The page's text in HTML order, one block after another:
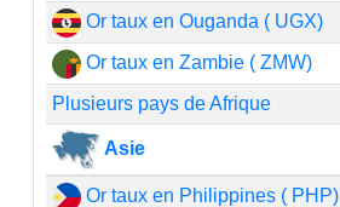
Or taux en Ouganda ( UGX)
Or taux en Zambie ( ZMW)
Plusieurs pays de Afrique
Asie
Or taux en Philippines ( PHP)